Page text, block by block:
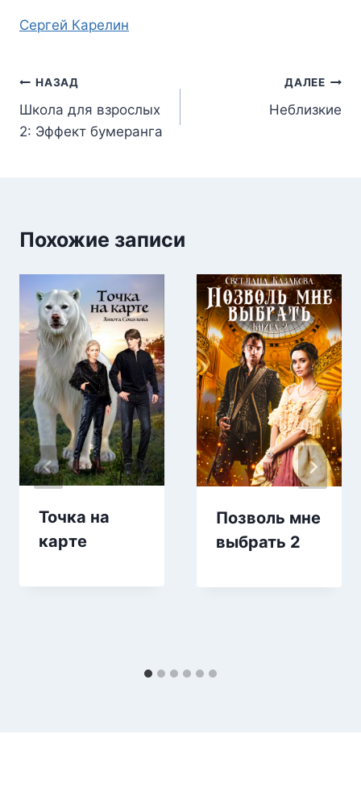
Метки
Сергей Карелин
Навигация
по
записям
НАЗАД
Школа для взрослых
2: Эффект бумеранга
ДАЛЕЕ
Неблизкие
Похожие записи
Точка на
карте
Позволь мне
выбрать 2